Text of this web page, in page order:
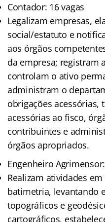
Contador: 16 vagas
Legalizam empresas,
social/estatuto e
aos órgãos
da empresa; registram
controlam o ativo
administram o
obrigações acessórias,
acessórias ao fisco,
contribuintes e
órgãos apropriados.
Engenheiro
Realizam atividades
batimetria, levantando
topográficos e
cartográficos,